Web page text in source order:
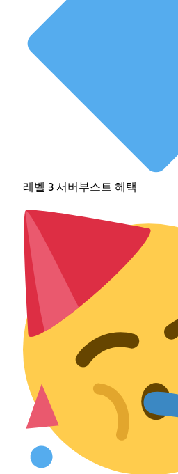
레벨 3 서버부스트 혜택